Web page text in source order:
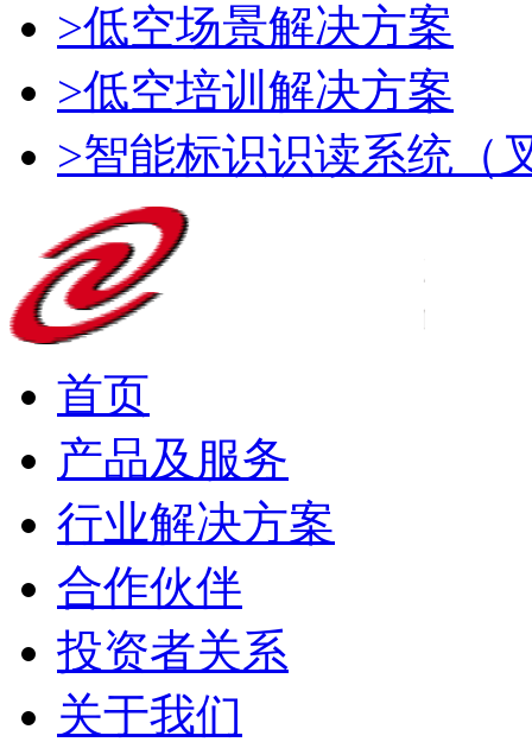
>低空场景解决方案
>低空培训解决方案
>智能标识识读系统（
首页
产品及服务
行业解决方案
合作伙伴
投资者关系
关于我们